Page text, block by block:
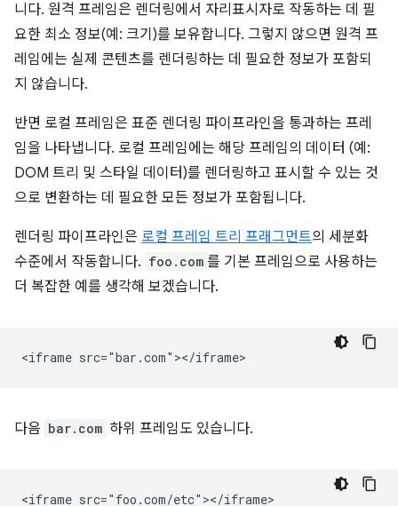
니다. 원격 프레임은 렌더링에서 자리표시자로 작동하는 데 필
요한 최소 정보(예: 크기)를 보유합니다. 그렇지 않으면 원격 프
레임에는 실제 콘텐츠를 렌더링하는 데 필요한 정보가 포함되
지 않습니다.
반면 로컬 프레임은 표준 렌더링 파이프라인을 통과하는 프레
임을 나타냅니다. 로컬 프레임에는 해당 프레임의 데이터 (예:
DOM 트리 및 스타일 데이터)를 렌더링하고 표시할 수 있는 것
으로 변환하는 데 필요한 모든 정보가 포함됩니다.
렌더링 파이프라인은 로컬 프레임 트리 프래그먼트의 세분화
수준에서 작동합니다. foo.com 를 기본 프레임으로 사용하는
더 복잡한 예를 생각해 보겠습니다.
다음 bar.com 하위 프레임도 있습니다.